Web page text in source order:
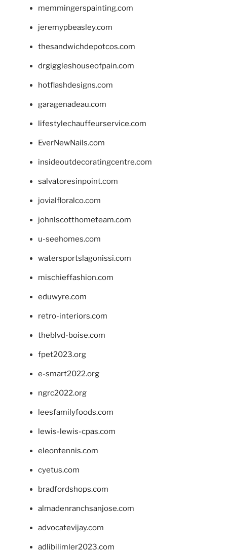
memmingerspainting.com
jeremypbeasley.com
thesandwichdepotcos.com
drgiggleshouseofpain.com
hotflashdesigns.com
garagenadeau.com
lifestylechauffeurservice.com
EverNewNails.com
insideoutdecoratingcentre.com
salvatoresinpoint.com
jovialfloralco.com
johnlscotthometeam.com
u-seehomes.com
watersportslagonissi.com
mischieffashion.com
eduwyre.com
retro-interiors.com
theblvd-boise.com
fpet2023.org
e-smart2022.org
ngrc2022.org
leesfamilyfoods.com
lewis-lewis-cpas.com
eleontennis.com
cyetus.com
bradfordshops.com
almadenranchsanjose.com
advocatevijay.com
adlibilimler2023.com